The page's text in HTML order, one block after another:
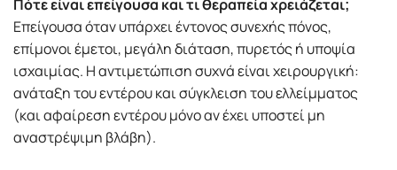
Πότε είναι επείγουσα και τι θεραπεία χρειάζεται;
Επείγουσα όταν υπάρχει έντονος συνεχής πόνος,
επίμονοι έμετοι, μεγάλη διάταση, πυρετός ή υποψία
ισχαιμίας. Η αντιμετώπιση συχνά είναι χειρουργική:
ανάταξη του εντέρου και σύγκλειση του ελλείμματος
(και αφαίρεση εντέρου μόνο αν έχει υποστεί μη
αναστρέψιμη βλάβη).